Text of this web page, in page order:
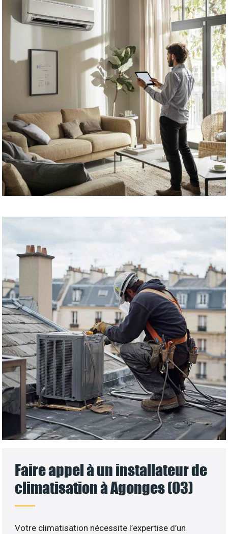
Faire appel à un installateur de
climatisation à Agonges (03)
Votre climatisation nécessite l’expertise d’un